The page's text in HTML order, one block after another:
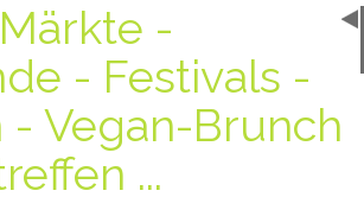
-
- Festivals -
- Vegan-Brunch
...